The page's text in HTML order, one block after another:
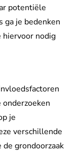
potentiële
ga je bedenken
hiervoor nodig
je
verschillende
de grondoorzaak